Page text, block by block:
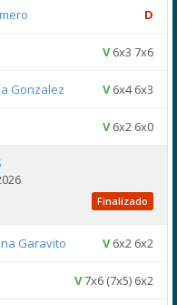
D
V6x3 7x6
Gonzalez V6x4 6x3
V6x2 6x0
Finalizado
Garavito V6x2 6x2
V7x6 (7x5) 6x2